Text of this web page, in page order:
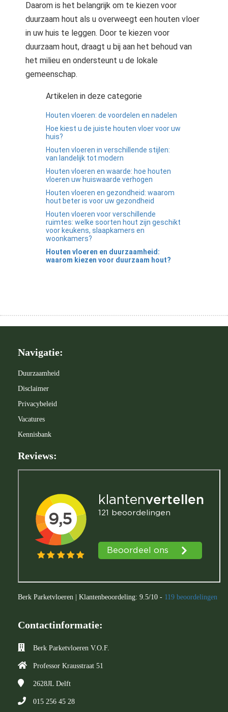
Daarom is het belangrijk om te kiezen voor
duurzaam hout als u overweegt een houten vloer
in uw huis te leggen. Door te kiezen voor
duurzaam hout, draagt u bij aan het behoud van
het milieu en ondersteunt u de lokale
gemeenschap.
Artikelen in deze categorie
Houten vloeren: de voordelen en nadelen
Hoe kiest u de juiste houten vloer voor uw
huis?
Houten vloeren in verschillende stijlen:
van landelijk tot modern
Houten vloeren en waarde: hoe houten
vloeren uw huiswaarde verhogen
Houten vloeren en gezondheid: waarom
hout beter is voor uw gezondheid
Houten vloeren voor verschillende
ruimtes: welke soorten hout zijn geschikt
voor keukens, slaapkamers en
woonkamers?
Houten vloeren en duurzaamheid:
waarom kiezen voor duurzaam hout?
Navigatie:
Duurzaamheid
Disclaimer
Privacybeleid
Vacatures
Kennisbank
Reviews:
Berk Parketvloeren | Klantenbeoordeling: 9.5/10 - 119 beoordelingen
Contactinformatie:
Berk Parketvloeren V.O.F.
Professor Krausstraat 51
2628JL Delft
015 256 45 28